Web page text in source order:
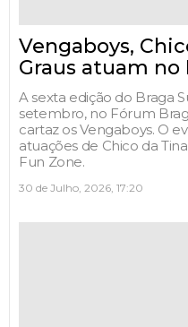
Vengaboys,
Graus atuam no
A sexta edição do Braga
setembro, no Fórum
cartaz os Vengaboys. O
atuações de Chico da
Fun Zone.
30 de Julho, 2026, 17:20